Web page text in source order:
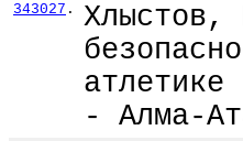
343027 .
Хлыстов,
- Алма-